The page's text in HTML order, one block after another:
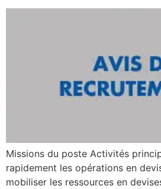
Missions du poste Activités
rapidement les opérations en
mobiliser les ressources en